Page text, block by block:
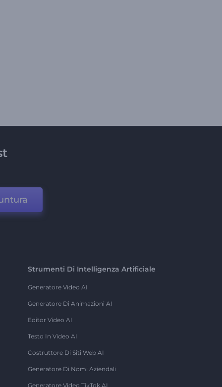
Strumenti Di Intelligenza Artificiale
Generatore Video AI
Generatore Di Animazioni AI
Editor Video AI
Testo In Video AI
Costruttore Di Siti Web AI
Generatore Di Nomi Aziendali
Generatore Video TikTok AI